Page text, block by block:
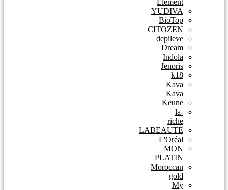
Element
YUDIVA
BioTop
CITOZEN
depileve
Dream
Indola
Jenoris
k18
Kava
Kava
Keune
la-
riche
LABEAUTE
L'Oréal
MON
PLATIN
Moroccan
gold
My